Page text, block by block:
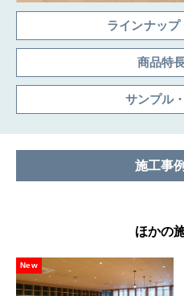
ラインナップ
商品特
サンプル
施⼯事
ほかの
New